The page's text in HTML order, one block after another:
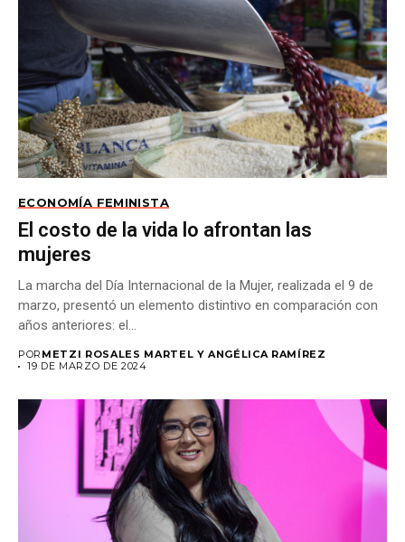
ECONOMÍA FEMINISTA
El costo de la vida lo afrontan las
mujeres
La marcha del Día Internacional de la Mujer, realizada el 9 de
marzo, presentó un elemento distintivo en comparación con
años anteriores: el...
POR METZI ROSALES MARTEL Y ANGÉLICA RAMÍREZ
19 DE MARZO DE 2024